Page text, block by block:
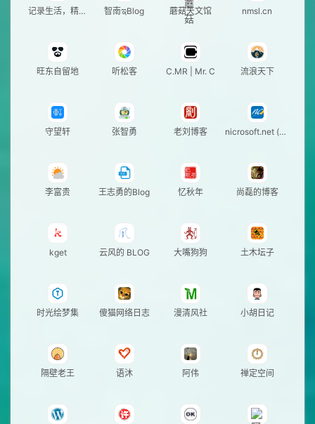
记录生活，精彩
智南ಇBlog 蘑菇天文馆 nmsl.cn
旺东自留地 听松客 C.MR | Mr. C 流浪天下
守望轩 张智勇 老刘博客
nicrosoft.net (nc
李富贵 王志勇的Blog 忆秋年 尚磊的博客
kget 云风的 BLOG 大嘴狗狗 土木坛子
时光绘梦集 傻猫网络日志 漫清风社 小胡日记
隔壁老王 语沐 阿伟 禅定空间